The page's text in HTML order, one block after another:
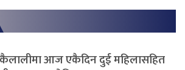
कैलालीमा आज एकैदिन दुई महिलासहित